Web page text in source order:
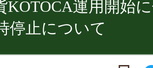
運用開始に
停止について